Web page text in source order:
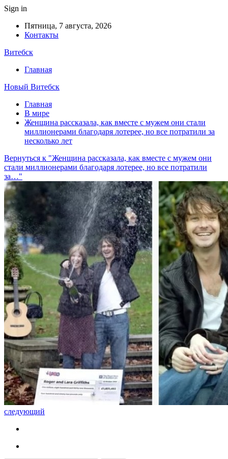
Sign in
Пятница, 7 августа, 2026
Контакты
Витебск
Главная
Новый Витебск
Главная
В мире
Женщина рассказала, как вместе с мужем они стали
миллионерами благодаря лотерее, но все потратили за
несколько лет
Вернуться к "Женщина рассказала, как вместе с мужем они
стали миллионерами благодаря лотерее, но все потратили
за…"
следующий